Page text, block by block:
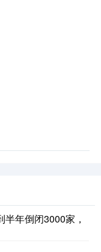
年倒闭3000家，